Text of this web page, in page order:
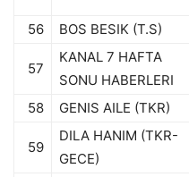
56 BOS BESIK (T.S)
57
KANAL 7 HAFTA
SONU HABERLERI
58 GENIS AILE (TKR)
59
DILA HANIM (TKR-
GECE)